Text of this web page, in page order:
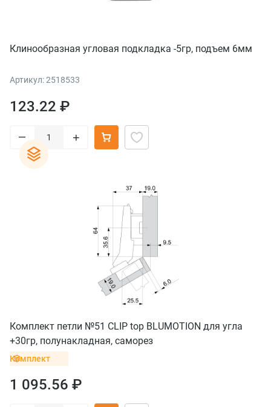
Клинообразная угловая подкладка -5гр, подъем 6мм
Артикул: 2518533
123.22 ₽
– +
Комплект петли №51 CLIP top BLUMOTION для угла
+30гр, полунакладная, саморез
Комплект
1 095.56 ₽